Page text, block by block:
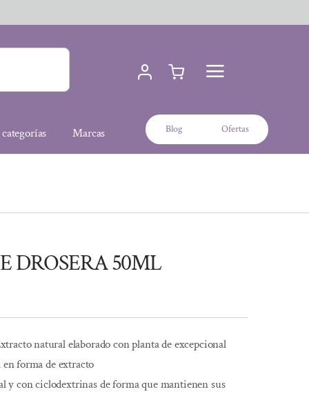
Marcas Blog Ofertas
DROSERA 50ML
natural elaborado con planta de excepcional
en forma de extracto
y con ciclodextrinas de forma que mantienen sus